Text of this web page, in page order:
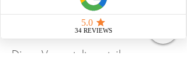
Diese Veranstaltung teilen